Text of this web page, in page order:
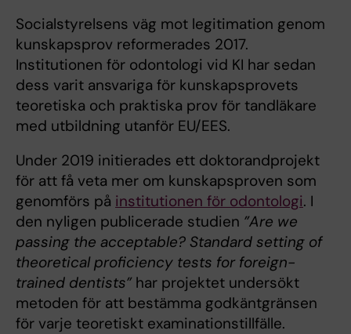
Socialstyrelsens väg mot legitimation genom
kunskapsprov reformerades 2017.
Institutionen för odontologi vid KI har sedan
dess varit ansvariga för kunskapsprovets
teoretiska och praktiska prov för tandläkare
med utbildning utanför EU/EES.
Under 2019 initierades ett doktorandprojekt
för att få veta mer om kunskapsproven som
genomförs på institutionen för odontologi. I
den nyligen publicerade studien ”Are we
passing the acceptable? Standard setting of
theoretical proficiency tests for foreign-
trained dentists”har projektet undersökt
metoden för att bestämma godkäntgränsen
för varje teoretiskt examinationstillfälle.